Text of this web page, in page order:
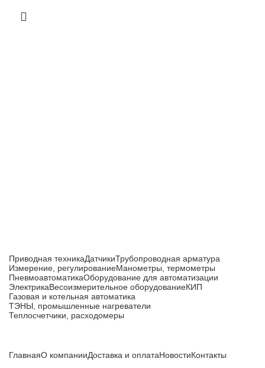
Приводная техникаДатчикиТрубопроводная арматура
Измерение, регулированиеМанометры, термометры
ПневмоавтоматикаОборудование для автоматизации
ЭлектрикаВесоизмерительное оборудованиеКИП
Газовая и котельная автоматика
ТЭНЫ, промышленные нагреватели
Теплосчетчики, расходомеры
ГлавнаяО компанииДоставка и оплатаНовостиКонтакты